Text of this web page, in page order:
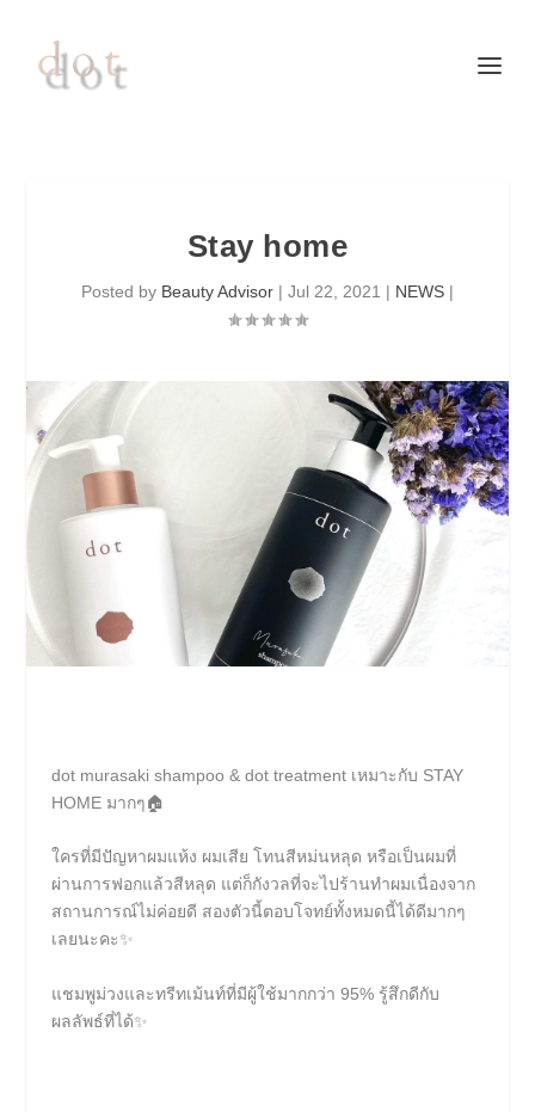
Stay home
Posted by Beauty Advisor | Jul 22, 2021 | NEWS |
dot murasaki shampoo & dot treatment เหมาะกับ STAY
HOME มากๆ🏠
ใครที่มีปัญหาผมแห้ง ผมเสีย โทนสีหม่นหลุด หรือเป็นผมที่
ผ่านการฟอกแล้วสีหลุด แต่ก็กังวลที่จะไปร้านทำผมเนื่องจาก
สถานการณ์ไม่ค่อยดี สองตัวนี้ตอบโจทย์ทั้งหมดนี้ได้ดีมากๆ
เลยนะคะ✨
แชมพูม่วงและทรีทเม้นท์ที่มีผู้ใช้มากกว่า 95% รู้สึกดีกับ
ผลลัพธ์ที่ได้✨